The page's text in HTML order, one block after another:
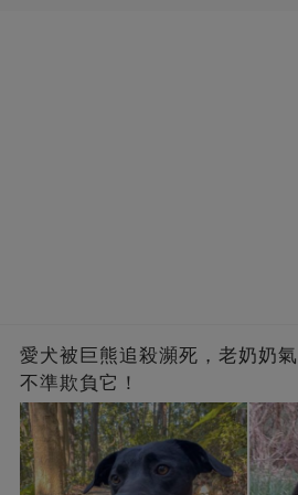
愛犬被巨熊追殺瀕死，老奶奶
不準欺負它！